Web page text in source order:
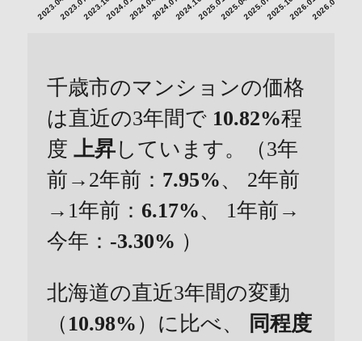
2023.042023.072023.102024.012024.042024.072024.102025.012025.042025.072025.102026.012026.04
千歳市のマンションの価格
は直近の3年間で 10.82%程
度 上昇しています。（3年
前→2年前： 7.95%、 2年前
→1年前： 6.17%、 1年前→
今年： -3.30% ）
北海道の直近3年間の変動
（ 10.98% ）に比べ、
同程度